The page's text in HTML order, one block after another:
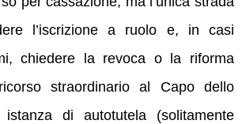
l’iscrizione a ruolo e, in casi
chiedere la revoca o la riforma
straordinario al Capo dello
di autotutela (solitamente